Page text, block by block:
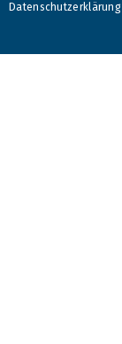
Datenschutzerklärung